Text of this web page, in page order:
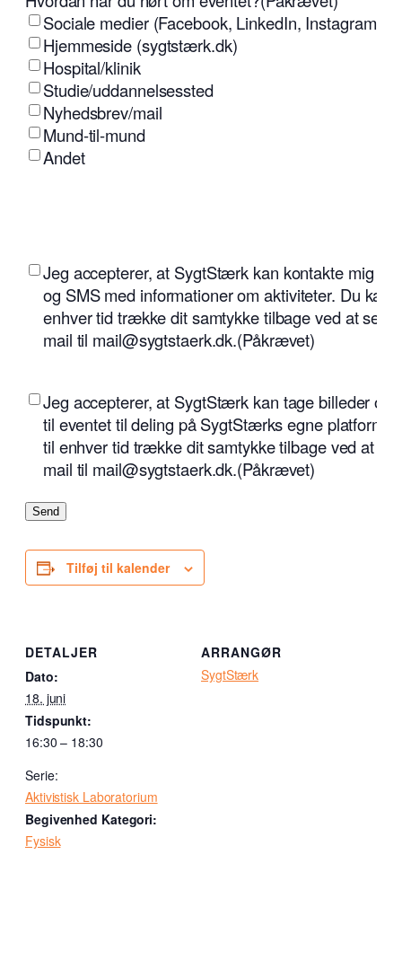
Sociale medier (Facebook, LinkedIn, Instagram
Hjemmeside (sygtstærk.dk)
Hospital/klinik
Studie/uddannelsessted
Nyhedsbrev/mail
Mund-til-mund
Andet
(Påkrævet)
Jeg accepterer, at SygtStærk kan kontakte mig på
og SMS med informationer om aktiviteter. Du kan
enhver tid trække dit samtykke tilbage ved at
mail til mail@sygtstaerk.dk.(Påkrævet)
(Påkrævet)
Jeg accepterer, at SygtStærk kan tage billeder og
til eventet til deling på SygtStærks egne
til enhver tid trække dit samtykke tilbage ved at
mail til mail@sygtstaerk.dk.(Påkrævet)
Send
Tilføj til kalender
DETALJER
Dato:
18. juni
Tidspunkt:
16:30 – 18:30
Serie:
Aktivistisk Laboratorium
Begivenhed Kategori:
Fysisk
ARRANGØR
SygtStærk